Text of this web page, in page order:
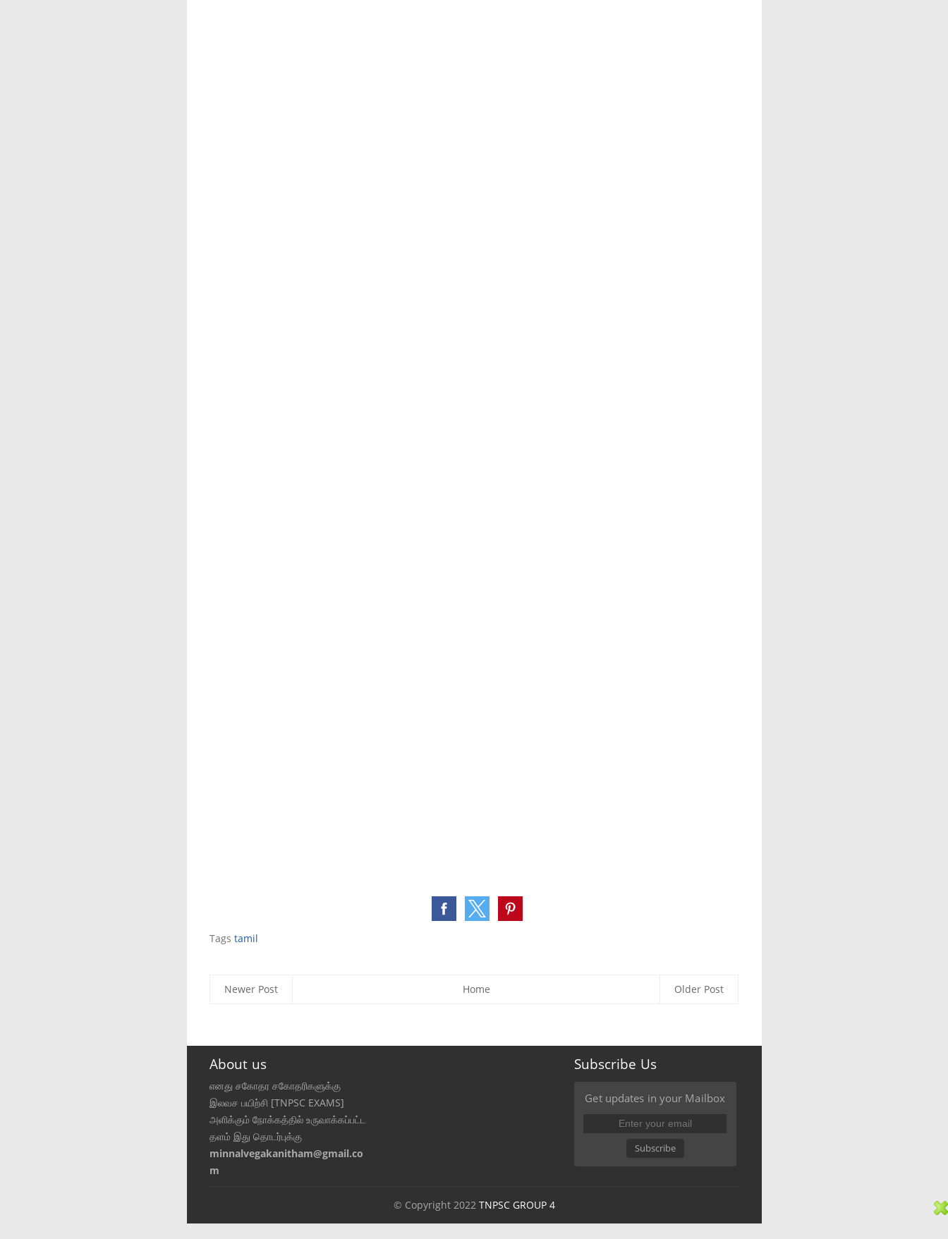
Tags tamil
Newer Post Older Post
Home
About us
எனது சகோதர சகோதரிகளுக்கு
இலவச பயிற்சி [TNPSC EXAMS]
அளிக்கும் நோக்கத்தில் உருவாக்கப்பட்ட
தளம் இது தொடர்புக்கு
minnalvegakanitham@gmail.co
m
Subscribe Us
Get updates in your Mailbox
Subscribe
© Copyright 2022 TNPSC GROUP 4